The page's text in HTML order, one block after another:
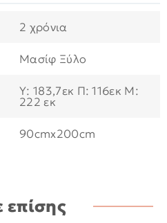
2 χρόνια
Μασίφ Ξύλο
Υ: 183,7εκ Π: 116εκ Μ:
222 εκ
90cmx200cm
επίσης